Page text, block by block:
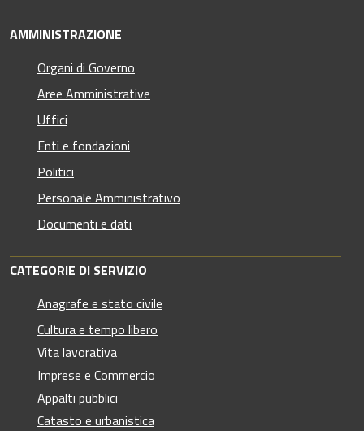
AMMINISTRAZIONE
Organi di Governo
Aree Amministrative
Uffici
Enti e fondazioni
Politici
Personale Amministrativo
Documenti e dati
CATEGORIE DI SERVIZIO
Anagrafe e stato civile
Cultura e tempo libero
Vita lavorativa
Imprese e Commercio
Appalti pubblici
Catasto e urbanistica